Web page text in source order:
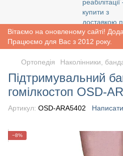
Вітаємо на оновленому сайті!
Працюємо для Вас з 2012 року.
Ортопедія Наколінники,
Підтримувальний
гомілкостоп OSD-
Артикул: OSD-ARA5402 Написати
−8%